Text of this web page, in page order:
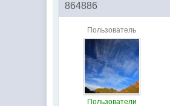
864886
Пользователь
Пользователи